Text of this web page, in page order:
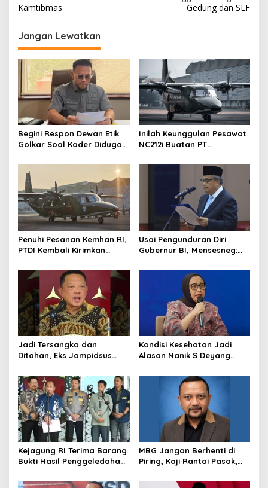
g
a
s
i
p
o
s
Kamtibmas
Gedung dan SLF
Jangan Lewatkan
Begini Respon Dewan Etik
Golkar Soal Kader Diduga
Emas
Inilah Keunggulan Pesawat
NC212i Buatan PT
Dukung Berbagai Operasi
Penuhi Pesanan Kemhan RI,
PTDI Kembali Kirimkan
Pangkalan TNI AU
Usai Pengunduran Diri
Gubernur BI, Mensesneg:
Pemberhentian dengan
Jadi Tersangka dan
Ditahan, Eks Jampidsus
Kriminalisasi
Kondisi Kesehatan Jadi
Alasan Nanik S Deyang
Tunjuk Wamentan
Sudaryono
Kejagung RI Terima Barang
Bukti Hasil Penggeledahan
Keaslian
MBG Jangan Berhenti di
Piring, Kaji Rantai Pasok,
Ekonomi Lokal